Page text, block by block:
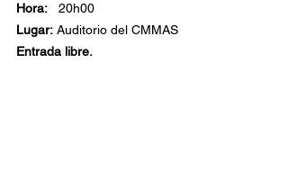
Hora:
20h00
Lugar: Auditorio del CMMAS
Entrada libre.